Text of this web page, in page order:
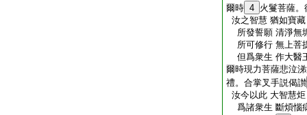
爾時 4 火鬘菩薩
汝之智慧 猶如寶藏
所發誓願 清淨無
所可修行 無上菩
但爲衆生 作大醫
爾時現力菩薩悲泣
禮。合掌叉手説偈讃
汝今以此 大智慧炬
爲諸衆生 斷煩惱